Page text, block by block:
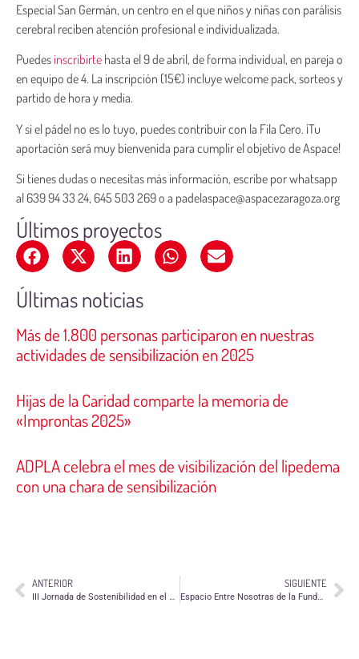
Especial San Germán, un centro en el que niños y niñas con parálisis
cerebral reciben atención profesional e individualizada.
Puedes inscribirte hasta el 9 de abril, de forma individual, en pareja o
en equipo de 4. La inscripción (15€) incluye welcome pack, sorteos y
partido de hora y media.
Y si el pádel no es lo tuyo, puedes contribuir con la Fila Cero. ¡Tu
aportación será muy bienvenida para cumplir el objetivo de Aspace!
Si tienes dudas o necesitas más información, escribe por whatsapp
al 639 94 33 24, 645 503 269 o a padelaspace@aspacezaragoza.org
Últimos proyectos
Últimas noticias
Más de 1.800 personas participaron en nuestras
actividades de sensibilización en 2025
Hijas de la Caridad comparte la memoria de
«Improntas 2025»
ADPLA celebra el mes de visibilización del lipedema
con una chara de sensibilización
ANTERIOR
III Jornada de Sostenibilidad en el Tercer Sector de Aragón
SIGUIENTE
Espacio Entre Nosotras de la Fundación San Ezequiel Moreno para relacionarse y cuidarse